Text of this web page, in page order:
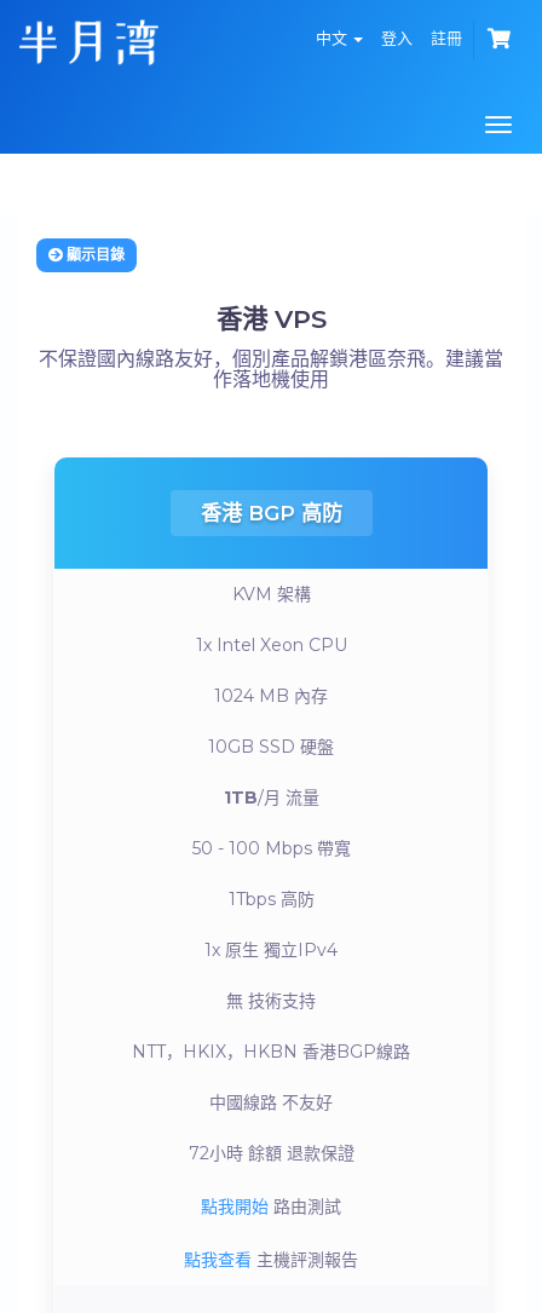
中文 登入 註冊
顯示目錄
香港 VPS
不保證國內線路友好，個別產品解鎖港區奈飛。建議當
作落地機使用
香港 BGP 高防
KVM 架構
1x Intel Xeon CPU
1024 MB 內存
10GB SSD 硬盤
1TB/月 流量
50 - 100 Mbps帶寬
1Tbps高防
1x 原生 獨立IPv4
無 技術支持
NTT，HKIX，HKBN 香港BGP線路
中國線路 不友好
72小時 餘額退款保證
點我開始 路由測試
點我查看 主機評測報告